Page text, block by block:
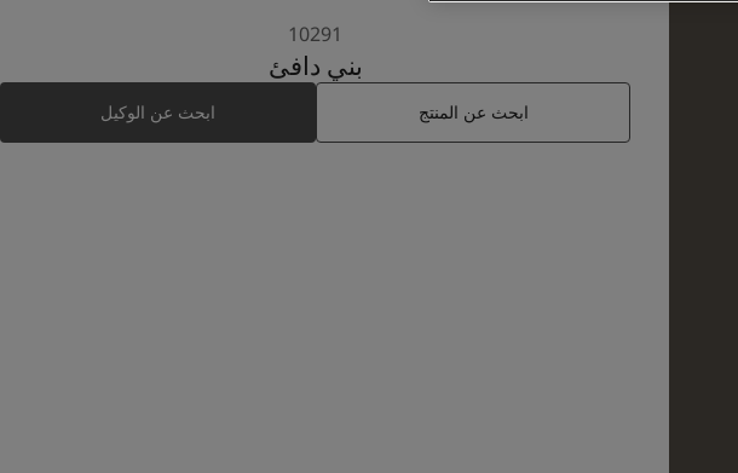
10291
بني دافئ
ابحث عن المنتج ابحث عن الوكيل